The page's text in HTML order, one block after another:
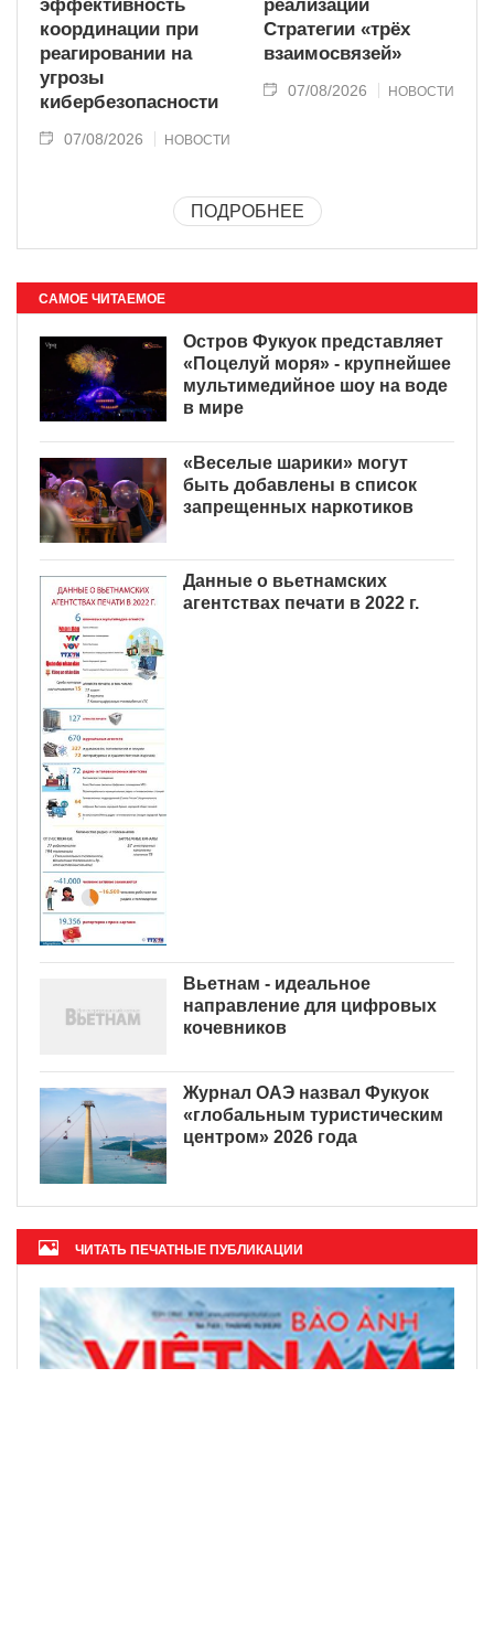
эффективность
координации при
реагировании на
угрозы
кибербезопасности
07/08/2026 НОВОСТИ
реализации
Стратегии «трёх
взаимосвязей»
07/08/2026 НОВОСТИ
ПОДРОБНЕЕ
САМОЕ ЧИТАЕМОЕ
Остров Фукуок представляет
«Поцелуй моря» - крупнейшее
мультимедийное шоу на воде
в мире
«Веселые шарики» могут
быть добавлены в список
запрещенных наркотиков
Данные о вьетнамских
агентствах печати в 2022 г.
Вьетнам - идеальное
направление для цифровых
кочевников
Журнал ОАЭ назвал Фукуок
«глобальным туристическим
центром» 2026 года
ЧИТАТЬ ПЕЧАТНЫЕ ПУБЛИКАЦИИ